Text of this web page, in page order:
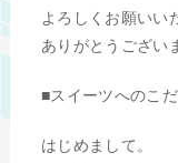
よろしくお願いい
ありがとうござい
■スイーツへのこ
はじめまして。